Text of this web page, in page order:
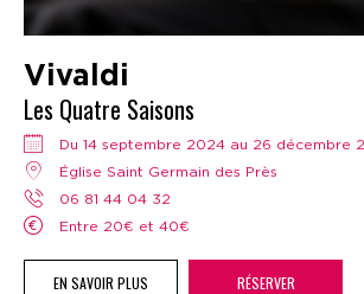
Vivaldi
Les Quatre Saisons
Du 14 septembre 2024 au 26 décembre
Église Saint Germain des Près
06 81 44 04 32
Entre 20€ et 40€
EN SAVOIR PLUS RÉSERVER